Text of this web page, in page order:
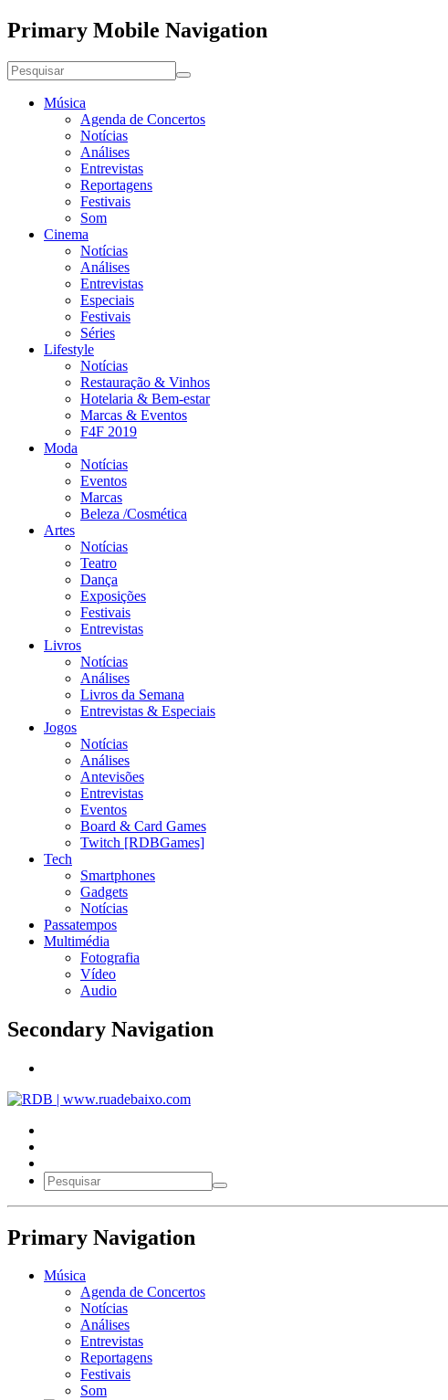
Primary Mobile Navigation
Música
Agenda de Concertos
Notícias
Análises
Entrevistas
Reportagens
Festivais
Som
Cinema
Notícias
Análises
Entrevistas
Especiais
Festivais
Séries
Lifestyle
Notícias
Restauração & Vinhos
Hotelaria & Bem-estar
Marcas & Eventos
F4F 2019
Moda
Notícias
Eventos
Marcas
Beleza /Cosmética
Artes
Notícias
Teatro
Dança
Exposições
Festivais
Entrevistas
Livros
Notícias
Análises
Livros da Semana
Entrevistas & Especiais
Jogos
Notícias
Análises
Antevisões
Entrevistas
Eventos
Board & Card Games
Twitch [RDBGames]
Tech
Smartphones
Gadgets
Notícias
Passatempos
Multimédia
Fotografia
Vídeo
Audio
Secondary Navigation
Primary Navigation
Música
Agenda de Concertos
Notícias
Análises
Entrevistas
Reportagens
Festivais
Som